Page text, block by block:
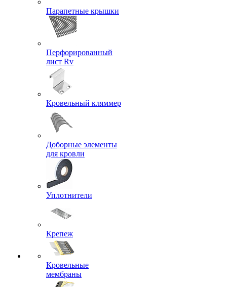
Парапетные крышки
Перфорированный
лист Rv
Кровельный кляммер
Доборные элементы
для кровли
Уплотнители
Крепеж
Кровельные
мембраны